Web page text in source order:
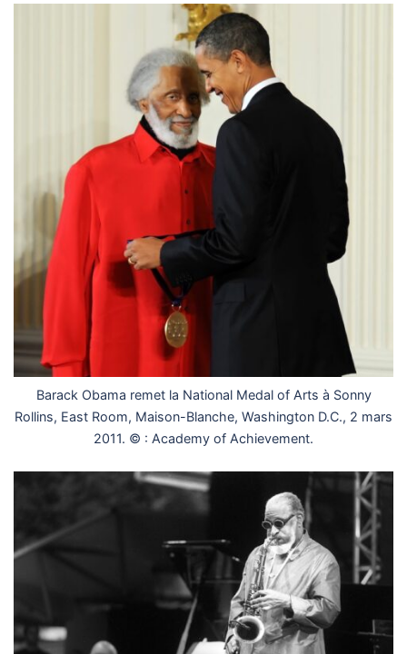
Barack Obama remet la National Medal of Arts à Sonny
Rollins, East Room, Maison-Blanche, Washington D.C., 2 mars
2011. © : Academy of Achievement.